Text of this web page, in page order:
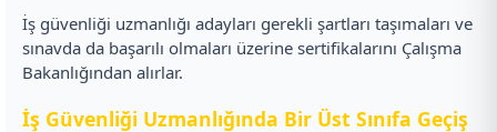
İş güvenliği uzmanlığı adayları gerekli şartları taşımaları ve
sınavda da başarılı olmaları üzerine sertifikalarını Çalışma
Bakanlığından alırlar.
İş Güvenliği Uzmanlığında Bir Üst Sınıfa Geçiş